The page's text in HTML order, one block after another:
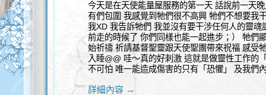
今天是在天使能量屋服務的第一天 話說前一天
有們包圍 我感覺到牠們很不高興 牠們不想要我
我XD 我告訴牠們 我並沒有要干涉任何人的靈
前走的時候了 你們同樣也能一起進步；） 牠們
始祈禱 祈請基督聖靈跟天使聖團帶來祝福 感受
入睡@@ 哇～真的好刺激 這就是做靈性工作
不可怕 唯一能造成傷害的只有「恐懼」 及我們
詳細內容 →